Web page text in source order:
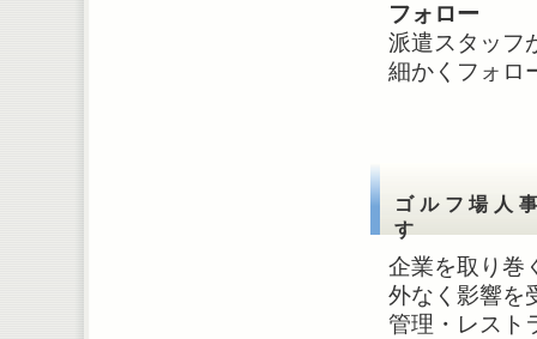
フォロー
派遣スタッフ
細かくフォロ
ゴルフ場人
す
企業を取り巻
外なく影響を
管理・レスト